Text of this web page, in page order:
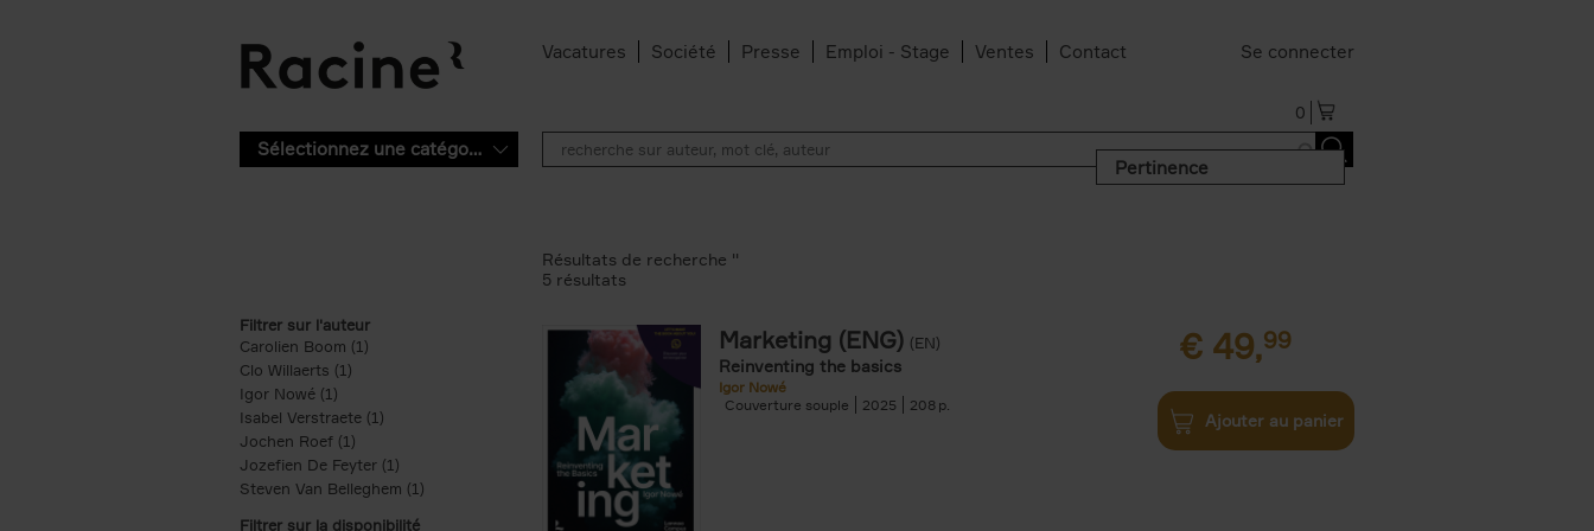
Vacatures Société Presse Emploi - Stage Ventes Contact Se connecter
0
Sélectionnez une catégorie
Pertinence
Filtrer sur l'auteur
Carolien Boom (1)
Clo Willaerts (1)
Igor Nowé (1)
Isabel Verstraete (1) Apply Isabel Verstraete filter
Jochen Roef (1)
Jozefien De Feyter (1) Apply Jozefien De Feyter filter
Steven Van Belleghem (1) Apply Steven Van Belleghem filter
Filtrer sur la disponibilité
Résultats de recherche ''
5 résultats
Marketing (ENG) (EN)
Reinventing the basics
Igor Nowé
Couverture souple
2025 208
€ 49,99
Ajouter au panier